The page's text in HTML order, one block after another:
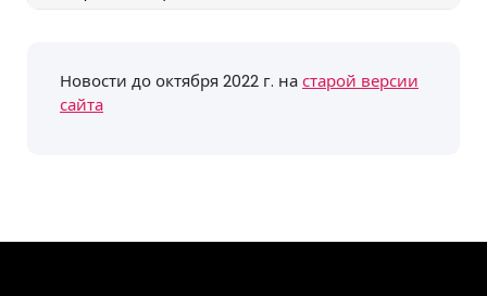
Новости до октября 2022 г. настарой версии
сайта